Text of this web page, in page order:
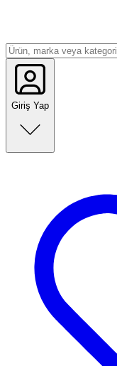
Giriş Yap